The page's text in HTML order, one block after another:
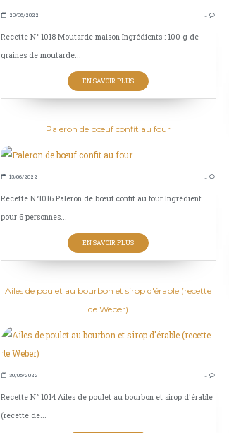
20/06/2022 …
Recette N° 1018 Moutarde maison Ingrédients : 100 g de
graines de moutarde...
EN SAVOIR PLUS
Paleron de bœuf confit au four
13/06/2022 …
Recette N°1016 Paleron de bœuf confit au four Ingrédient
pour 6 personnes...
EN SAVOIR PLUS
Ailes de poulet au bourbon et sirop d'érable (recette
de Weber)
30/05/2022 …
Recette N° 1014 Ailes de poulet au bourbon et sirop d'érable
(recette de...